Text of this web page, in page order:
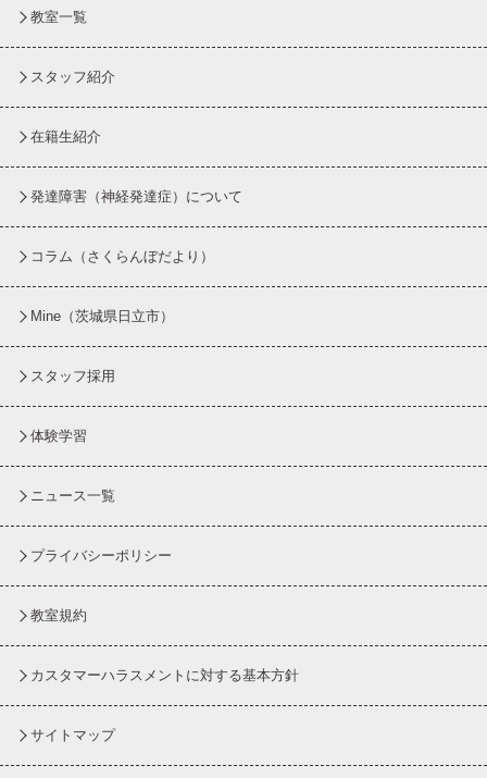
教室一覧
スタッフ紹介
在籍生紹介
発達障害（神経発達症）について
コラム （さくらんぼだより）
Mine（茨城県日立市）
スタッフ採用
体験学習
ニュース一覧
プライバシーポリシー
教室規約
カスタマーハラスメントに対する基本方針
サイトマップ